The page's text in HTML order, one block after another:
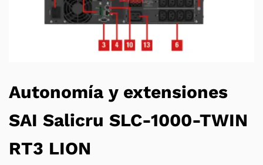
Autonomía y extensiones
SAI Salicru SLC-1000-TWIN
RT3 LION